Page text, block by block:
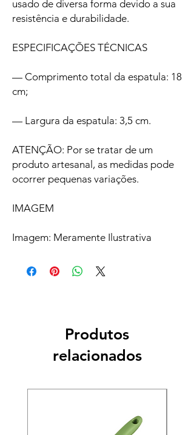
usado de diversa forma devido a sua
resistência e durabilidade.
ESPECIFICAÇÕES TÉCNICAS
— Comprimento total da espatula: 18
cm;
— Largura da espatula: 3,5 cm.
ATENÇÃO: Por se tratar de um
produto artesanal, as medidas pode
ocorrer pequenas variações.
IMAGEM
Imagem: Meramente Ilustrativa
Produtos
relacionados